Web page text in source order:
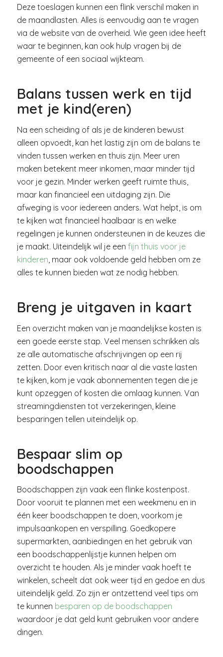
Deze toeslagen kunnen een flink verschil maken in
de maandlasten. Alles is eenvoudig aan te vragen
via de website van de overheid. Wie geen idee heeft
waar te beginnen, kan ook hulp vragen bij de
gemeente of een sociaal wijkteam.
Balans tussen werk en tijd
met je kind(eren)
Na een scheiding of als je de kinderen bewust
alleen opvoedt, kan het lastig zijn om de balans te
vinden tussen werken en thuis zijn. Meer uren
maken betekent meer inkomen, maar minder tijd
voor je gezin. Minder werken geeft ruimte thuis,
maar kan financieel een uitdaging zijn. Die
afweging is voor iedereen anders. Wat helpt, is om
te kijken wat financieel haalbaar is en welke
regelingen je kunnen ondersteunen in de keuzes die
je maakt. Uiteindelijk wil je een fijn thuis voor je
kinderen, maar ook voldoende geld hebben om ze
alles te kunnen bieden wat ze nodig hebben.
Breng je uitgaven in kaart
Een overzicht maken van je maandelijkse kosten is
een goede eerste stap. Veel mensen schrikken als
ze alle automatische afschrijvingen op een rij
zetten. Door even kritisch naar al die vaste lasten
te kijken, kom je vaak abonnementen tegen die je
kunt opzeggen of kosten die omlaag kunnen. Van
streamingdiensten tot verzekeringen, kleine
besparingen tellen uiteindelijk op.
Bespaar slim op
boodschappen
Boodschappen zijn vaak een flinke kostenpost.
Door vooruit te plannen met een weekmenu en in
één keer boodschappen te doen, voorkom je
impulsaankopen en verspilling. Goedkopere
supermarkten, aanbiedingen en het gebruik van
een boodschappenlijstje kunnen helpen om
overzicht te houden. Als je minder vaak hoeft te
winkelen, scheelt dat ook weer tijd en gedoe en dus
uiteindelijk geld. Zo zijn er ontzettend veel tips om
te kunnen besparen op de boodschappen
waardoor je dat geld kunt gebruiken voor andere
dingen.